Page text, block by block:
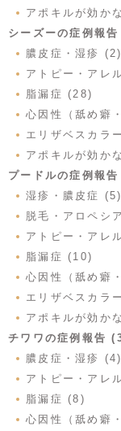
アポキルが効か
シーズーの症例報
膿皮症・湿疹 (2)
アトピー・アレ
脂漏症 (28)
心因性（舐め癖
エリザベスカラ
アポキルが効か
プードルの症例報
湿疹・膿皮症 (5)
脱毛・アロペシ
アトピー・アレ
脂漏症 (10)
心因性（舐め癖
エリザベスカラ
アポキルが効か
チワワの症例報告
膿皮症・湿疹 (4)
アトピー・アレ
脂漏症 (8)
心因性（舐め癖